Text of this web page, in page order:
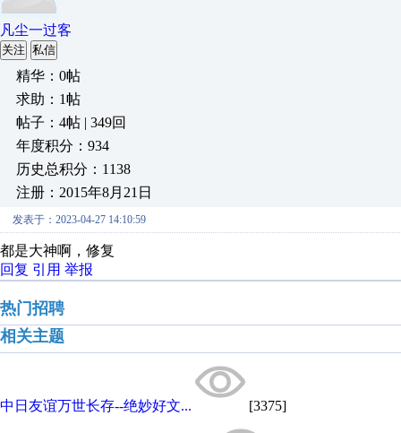
凡尘一过客
关注 私信
精华：0帖
求助：1帖
帖子：4帖 | 349回
年度积分：934
历史总积分：1138
注册：2015年8月21日
发表于：2023-04-27 14:10:59
都是大神啊，修复
回复 引用 举报
热门招聘
相关主题
中日友谊万世长存--绝妙好文... [3375]